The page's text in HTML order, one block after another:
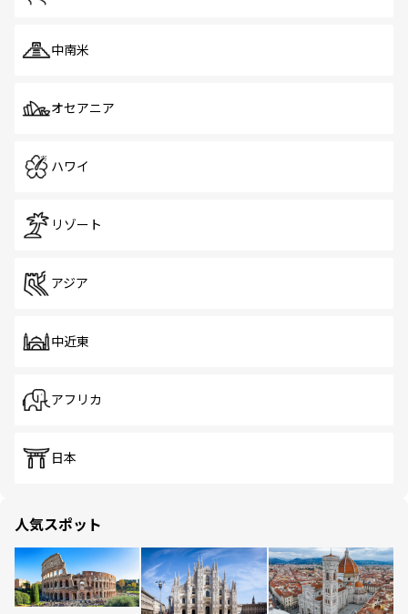
中南米
オセアニア
ハワイ
リゾート
アジア
中近東
アフリカ
日本
人気スポット